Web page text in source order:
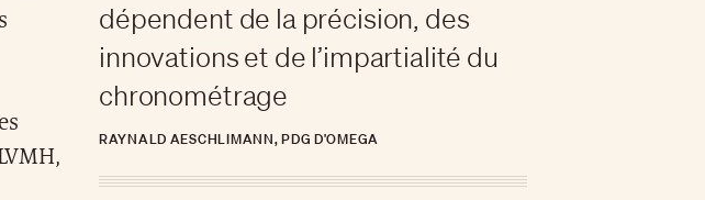
dépendent de la précision, des
innovations et de l’impartialité du
chronométrage
RAYNALD AESCHLIMANN, PDG D'OMEGA